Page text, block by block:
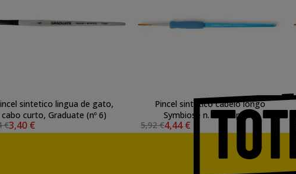
sintetico lingua de gato,
cabo curto, Graduate (nº 6)
€3,40 €
Pincel sintetico cabelo longo
Symbiose n. 12, Raphaël
5,92 €4,44 €